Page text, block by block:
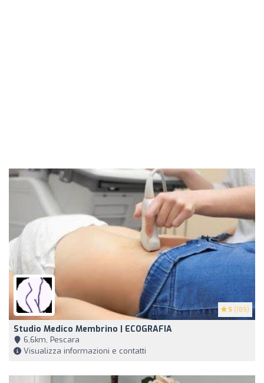
5 (189)
Studio Medico Membrino | ECOGRAFIA
6,6km, Pescara
Visualizza informazioni e contatti